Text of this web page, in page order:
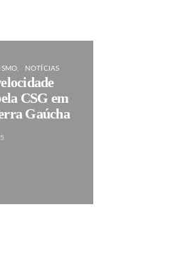
NOTÍCIAS
CSG em
Gaúcha